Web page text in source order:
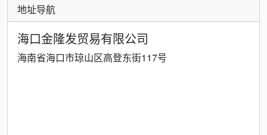
地址导航
海口金隆发贸易有限公司
海南省海口市琼山区高登东街117号